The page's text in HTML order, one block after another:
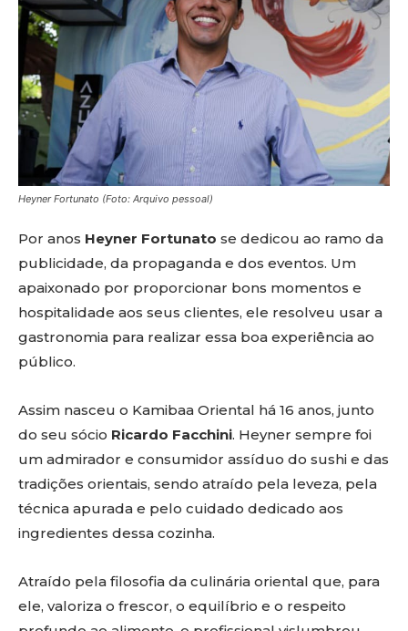
Heyner Fortunato (Foto: Arquivo pessoal)
Por anos Heyner Fortunato se dedicou ao ramo da
publicidade, da propaganda e dos eventos. Um
apaixonado por proporcionar bons momentos e
hospitalidade aos seus clientes, ele resolveu usar a
gastronomia para realizar essa boa experiência ao
público.
Assim nasceu o Kamibaa Oriental há 16 anos, junto
do seu sócio Ricardo Facchini. Heyner sempre foi
um admirador e consumidor assíduo do sushi e das
tradições orientais, sendo atraído pela leveza, pela
técnica apurada e pelo cuidado dedicado aos
ingredientes dessa cozinha.
Atraído pela filosofia da culinária oriental que, para
ele, valoriza o frescor, o equilíbrio e o respeito